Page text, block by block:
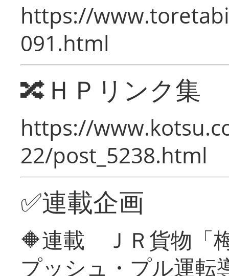
https://
091.html
🔀ＨＰリンク集
https://
22/post_5238.html
✅連載企画
🔶連載 ＪＲ貨物「
プッシュ・プル運転